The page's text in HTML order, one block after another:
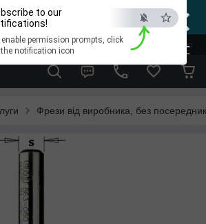
×
ESC
to our
enable permission prompts, click
notification icon
світла, зв'язок на viber
0978002056
деревообрабатывающего
Фрези від виробника, без